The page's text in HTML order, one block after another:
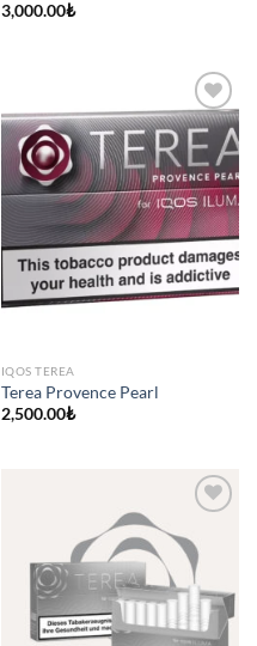
3,000.00₺
IQOS TEREA
Terea Provence Pearl
2,500.00₺